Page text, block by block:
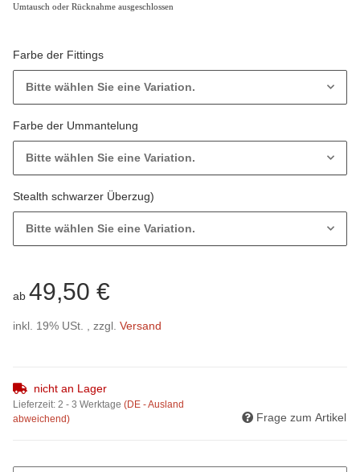
Umtausch oder Rücknahme ausgeschlossen
Farbe der Fittings
Bitte wählen Sie eine Variation.
Farbe der Ummantelung
Bitte wählen Sie eine Variation.
Stealth schwarzer Überzug)
Bitte wählen Sie eine Variation.
ab 49,50 €
inkl. 19% USt. , zzgl. Versand
nicht an Lager
Lieferzeit: 2 - 3 Werktage (DE - Ausland
abweichend)
Frage zum Artikel